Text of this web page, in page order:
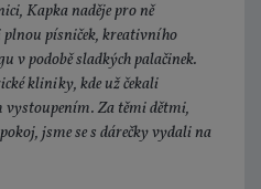
Kapka naděje pro ně
písniček, kreativního
v podobě sladkých palačinek.
kliniky, kde už čekali
vystoupením. Za těmi dětmi,
jsme se s dárečky vydali na